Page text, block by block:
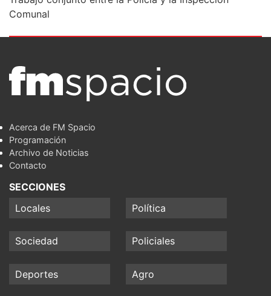
Comunal
Acerca de FM Spacio
Programación
Archivo de Noticias
Contacto
SECCIONES
Locales
Política
Sociedad Policiales
Deportes Agro